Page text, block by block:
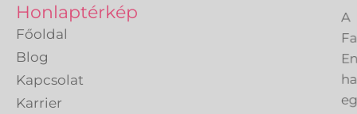
Honlaptérkép
Főoldal
Blog
Kapcsolat
Karrier